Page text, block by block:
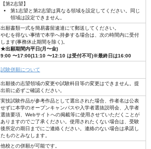
【第2志望】
第1志望と第2志望は異なる領域を設定してください。同じ
領域は設定できません。
出願書類一式を簡易書留速達にて郵送してください。
やむを得ない事情で本学へ持参する場合は、次の時間内に受付
します(事務休止期間を除く)。
★出願期間内平日(月〜金)
9:00 〜17:00(11:10 〜12:10 は受付不可)※最終日は16:00
試験併願について
出願後の志望領域の変更や試験科目等の変更はできません。提
出前に必ずご確認ください。
実技試験作品が参考作品として選出された場合、作者名は公表
せずに本学のオープンキャンパスや入学者選抜説明会、入学者
選抜要項、Webサイトへの掲載等に使用させていただくことが
ありますのでご了承ください。使用されたくない場合は、受験
後所定の期日までにご連絡ください。連絡のない場合は承諾し
たものとみなします。
他校との併願が可能です。